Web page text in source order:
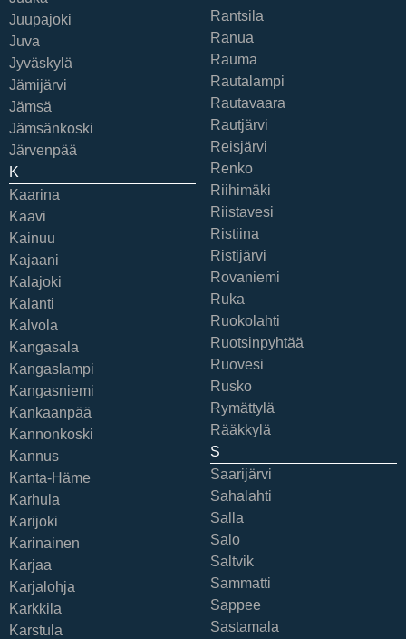
Juupajoki
Juva
Jyväskylä
Jämijärvi
Jämsä
Jämsänkoski
Järvenpää
K
Kaarina
Kaavi
Kainuu
Kajaani
Kalajoki
Kalanti
Kalvola
Kangasala
Kangaslampi
Kangasniemi
Kankaanpää
Kannonkoski
Kannus
Kanta-Häme
Karhula
Karijoki
Karinainen
Karjaa
Karjalohja
Karkkila
Karstula
Rantsila
Ranua
Rauma
Rautalampi
Rautavaara
Rautjärvi
Reisjärvi
Renko
Riihimäki
Riistavesi
Ristiina
Ristijärvi
Rovaniemi
Ruka
Ruokolahti
Ruotsinpyhtää
Ruovesi
Rusko
Rymättylä
Rääkkylä
S
Saarijärvi
Sahalahti
Salla
Salo
Saltvik
Sammatti
Sappee
Sastamala